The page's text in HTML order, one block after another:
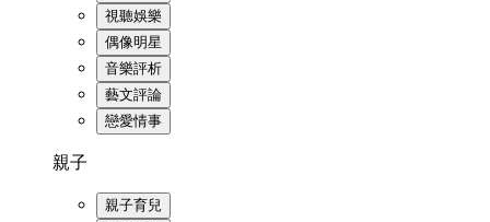
視聽娛樂
偶像明星
音樂評析
藝文評論
戀愛情事
親子
親子育兒